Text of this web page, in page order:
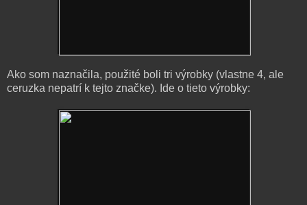
Ako som naznačila, použité boli tri výrobky (vlastne 4, ale
ceruzka nepatrí k tejto značke). Ide o tieto výrobky: